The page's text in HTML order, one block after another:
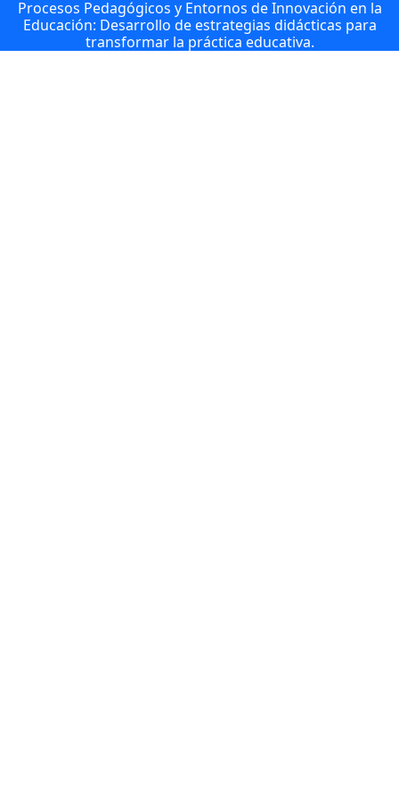
Procesos Pedagógicos y Entornos de Innovación en la
Educación: Desarrollo de estrategias didácticas para
transformar la práctica educativa.